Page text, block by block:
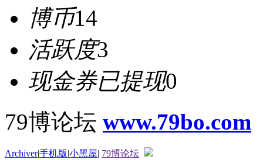
博币14
活跃度3
现金券已提现0
79博论坛 www.79bo.com
Archiver|手机版|小黑屋| 79博论坛